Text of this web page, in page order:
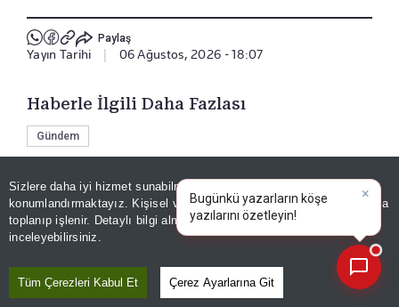
Sizlere daha iyi hizmet sunabilmek adına sitemizde
konumlandırmaktayız. Kişisel verileriniz, KVKK ve GDPR kapsamında
toplanıp işlenir. Detaylı bilgi almak içinAydınlatma Metnimizi
inceleyebilirsiniz.
Tüm Çerezleri Kabul Et Çerez Ayarlarına Git
Paylaş
Yayın Tarihi 06 Ağustos, 2026 - 18:07
Haberle İlgili Daha Fazlası
Gündem
Bizi Takip Edin
×
Bugünkü yazarların köşe
yazılarını özetleyin!